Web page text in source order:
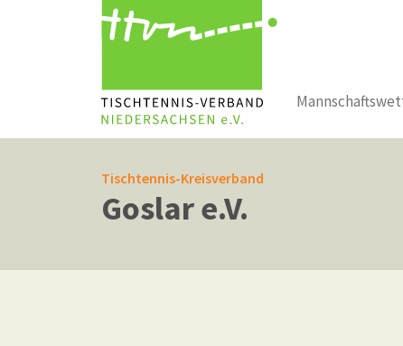
Tischtennis-Kreisverband
Goslar e.V.